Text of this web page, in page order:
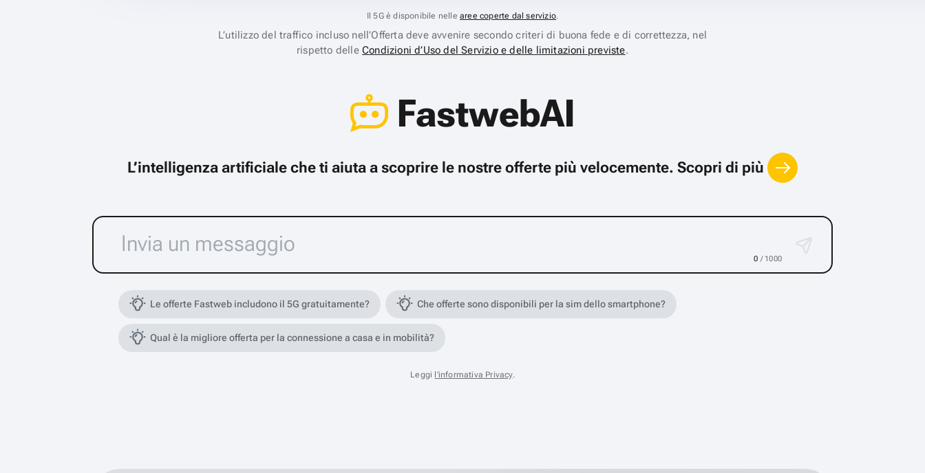
Il 5G è disponibile nelle aree coperte dal servizio.
L’utilizzo del traffico incluso nell’Offerta deve avvenire secondo criteri di buona fede e di correttezza, nel
rispetto delleCondizioni d’Uso del Servizio e delle limitazioni previste.
FastwebAI
L’intelligenza artificiale che ti aiuta a scoprire le nostre offerte più velocemente. Scopri di più
0 / 1000
Le offerte Fastweb includono il 5G gratuitamente? Che offerte sono disponibili per la sim dello smartphone?
Qual è la migliore offerta per la connessione a casa e in mobilità?
Leggi l'informativa Privacy.